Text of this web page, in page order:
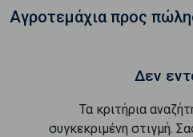
Αγροτεμάχια προς
Δεν
Τα κριτήρια
συγκεκριμένη στιγμή.